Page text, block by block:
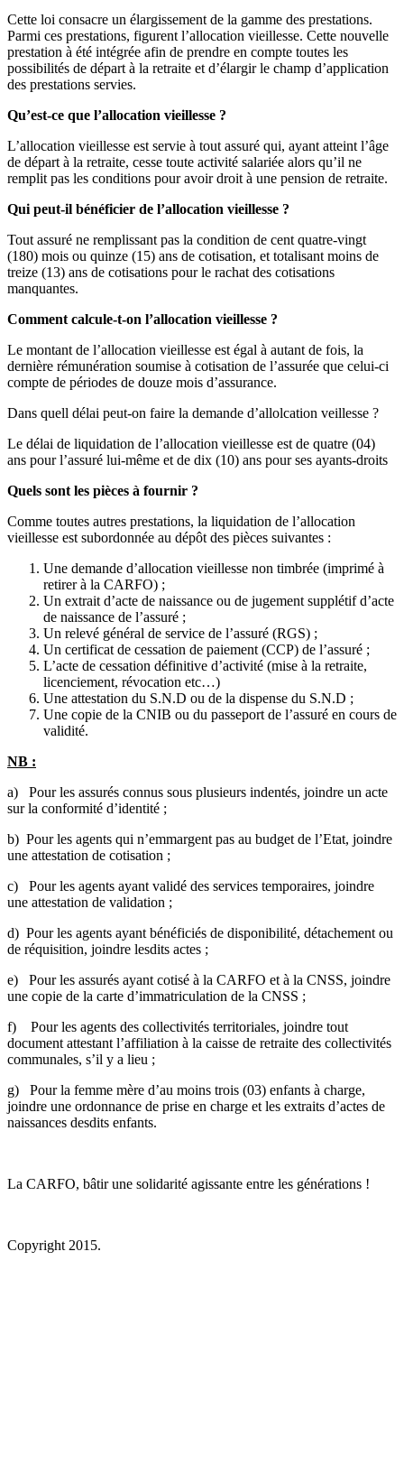
Cette loi consacre un élargissement de la gamme des prestations.
Parmi ces prestations, figurent l’allocation vieillesse. Cette nouvelle
prestation à été intégrée afin de prendre en compte toutes les
possibilités de départ à la retraite et d’élargir le champ d’application
des prestations servies.
Qu’est-ce que l’allocation vieillesse ?
L’allocation vieillesse est servie à tout assuré qui, ayant atteint l’âge
de départ à la retraite, cesse toute activité salariée alors qu’il ne
remplit pas les conditions pour avoir droit à une pension de retraite.
Qui peut-il bénéficier de l’allocation vieillesse ?
Tout assuré ne remplissant pas la condition de cent quatre-vingt
(180) mois ou quinze (15) ans de cotisation, et totalisant moins de
treize (13) ans de cotisations pour le rachat des cotisations
manquantes.
Comment calcule-t-on l’allocation vieillesse ?
Le montant de l’allocation vieillesse est égal à autant de fois, la
dernière rémunération soumise à cotisation de l’assurée que celui-ci
compte de périodes de douze mois d’assurance.
Dans quell délai peut-on faire la demande d’allolcation veillesse ?
Le délai de liquidation de l’allocation vieillesse est de quatre (04)
ans pour l’assuré lui-même et de dix (10) ans pour ses ayants-droits
Quels sont les pièces à fournir ?
Comme toutes autres prestations, la liquidation de l’allocation
vieillesse est subordonnée au dépôt des pièces suivantes :
Une demande d’allocation vieillesse non timbrée (imprimé à
retirer à la CARFO) ;
Un extrait d’acte de naissance ou de jugement supplétif d’acte
de naissance de l’assuré ;
Un relevé général de service de l’assuré (RGS) ;
Un certificat de cessation de paiement (CCP) de l’assuré ;
L’acte de cessation définitive d’activité (mise à la retraite,
licenciement, révocation etc…)
Une attestation du S.N.D ou de la dispense du S.N.D ;
Une copie de la CNIB ou du passeport de l’assuré en cours de
validité.
NB :
a) Pour les assurés connus sous plusieurs indentés, joindre un acte
sur la conformité d’identité ;
b) Pour les agents qui n’emmargent pas au budget de l’Etat, joindre
une attestation de cotisation ;
c) Pour les agents ayant validé des services temporaires, joindre
une attestation de validation ;
d) Pour les agents ayant bénéficiés de disponibilité, détachement ou
de réquisition, joindre lesdits actes ;
e) Pour les assurés ayant cotisé à la CARFO et à la CNSS, joindre
une copie de la carte d’immatriculation de la CNSS ;
f) Pour les agents des collectivités territoriales, joindre tout
document attestant l’affiliation à la caisse de retraite des collectivités
communales, s’il y a lieu ;
g) Pour la femme mère d’au moins trois (03) enfants à charge,
joindre une ordonnance de prise en charge et les extraits d’actes de
naissances desdits enfants.
La CARFO, bâtir une solidarité agissante entre les générations !
Copyright 2015.